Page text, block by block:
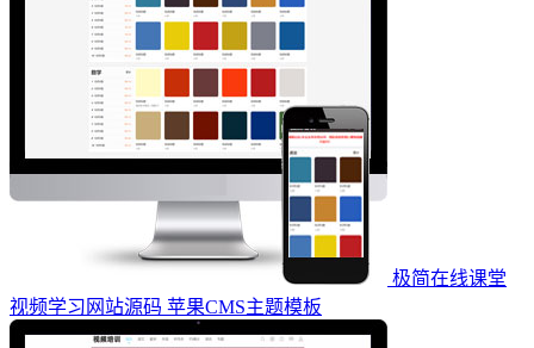
极简在线课堂
视频学习网站源码 苹果CMS主题模板